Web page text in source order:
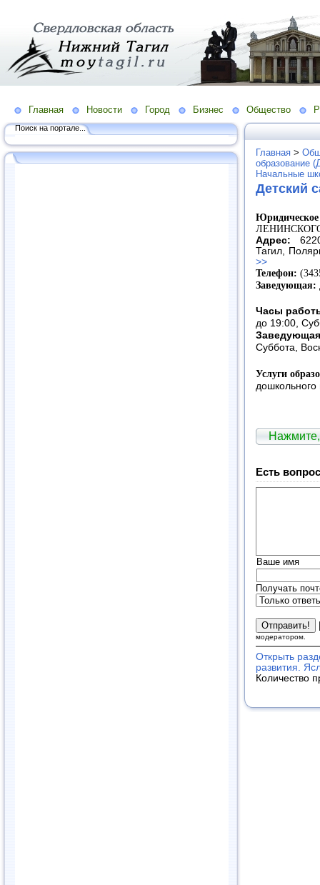
Главная Новости Город Бизнес Общество
Поиск на портале...
Главная >
образование
Начальные
Детский
Адрес:
Тагил,
>>
Телефон:
Заведующая:
Часы
до 19:00,
Суббота,
Услуги
дошкольного
Есть
Ваше имя
Получать
модератором.
Открыть
развития.
Количество